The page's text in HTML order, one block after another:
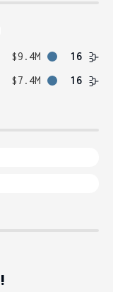
$9.4M
16
$7.4M 16